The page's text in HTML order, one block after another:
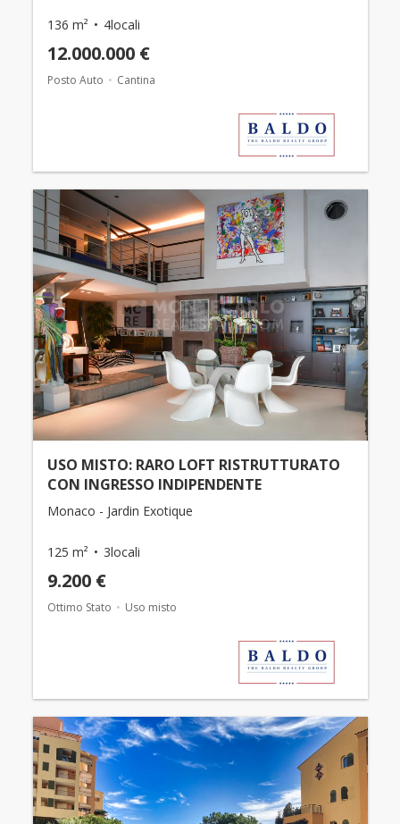
136 m² 4locali
12.000.000 €
Posto Auto Cantina
USO MISTO: RARO LOFT RISTRUTTURATO
CON INGRESSO INDIPENDENTE
Monaco - Jardin Exotique
125 m² 3locali
9.200 €
Ottimo Stato Uso misto